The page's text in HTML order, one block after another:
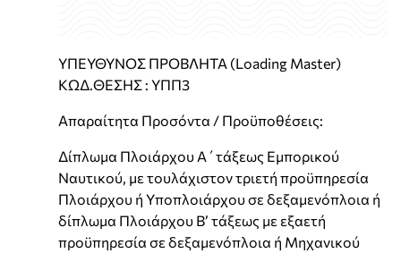
ΥΠΕΥΘΥΝΟΣ ΠΡΟΒΛΗΤΑ (Loading Master)
ΚΩΔ.ΘΕΣΗΣ : ΥΠΠ3
Απαραίτητα Προσόντα / Προϋποθέσεις:
Δίπλωμα Πλοιάρχου Α΄τάξεως Εμπορικού
Ναυτικού, με τουλάχιστον τριετή προϋπηρεσία
Πλοιάρχου ή Υποπλοιάρχου σε δεξαμενόπλοια ή
δίπλωμα Πλοιάρχου Β’ τάξεως με εξαετή
προϋπηρεσία σε δεξαμενόπλοια ή Μηχανικού